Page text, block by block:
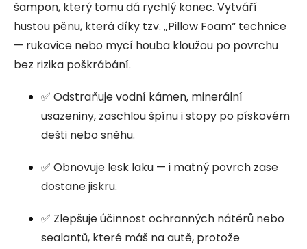
šampon, který tomu dá rychlý konec. Vytváří
hustou pěnu, která díky tzv. „Pillow Foam“ technice
— rukavice nebo mycí houba kloužou po povrchu
bez rizika poškrábání.
✅ Odstraňuje vodní kámen, minerální
usazeniny, zaschlou špínu i stopy po pískovém
dešti nebo sněhu.
✅ Obnovuje lesk laku — i matný povrch zase
dostane jiskru.
✅ Zlepšuje účinnost ochranných nátěrů nebo
sealantů, které máš na autě, protože